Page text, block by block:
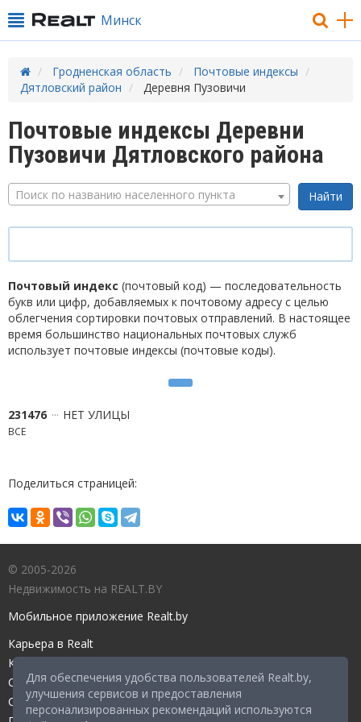
Для обеспечения удобства пользователей Realt.by,
улучшения сервисов и предоставления
персонализированных рекомендаций используются
Минск
Гродненская область
Почтовые индексы
Дятловский район
Деревня Пузовичи
Почтовые индексы Деревни
Пузовичи Дятловского района
Поиск по названию населенного пункта
Почтовый индекс (почтовый код) — последовательность
букв или цифр, добавляемых к почтовому адресу с целью
облегчения сортировки почтовых отправлений. В настоящее
время большинство национальных почтовых служб
использует почтовые индексы (почтовые коды).
231476 НЕТ УЛИЦЫ
ВСЕ
Поделиться страницей:
© 2005-2026
Недвижимость на REALT.BY
Мобильное приложение Realt.by
Карьера в Realt
Контакты редакции
Справочный центр
Служба поддержки